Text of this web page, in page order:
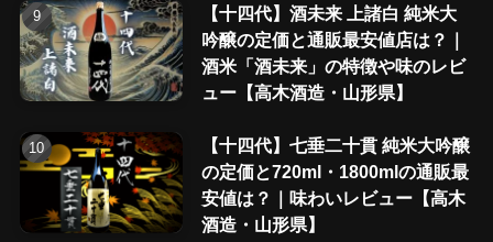
【十四代】酒未来 上諸白 純米大
吟醸の定価と通販最安値店は？｜
酒米「酒未来」の特徴や味のレビ
ュー【高木酒造・山形県】
【十四代】七垂二十貫 純米大吟醸
の定価と720ml・1800mlの通販最
安値は？｜味わいレビュー【高木
酒造・山形県】